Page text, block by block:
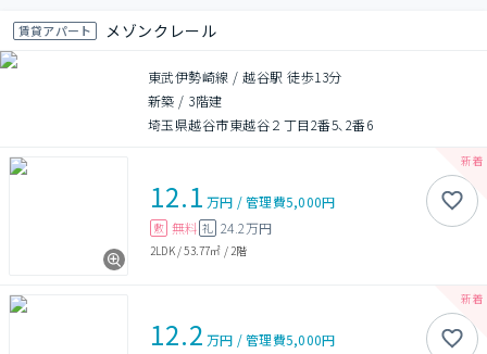
賃貸アパート メゾンクレール
東武伊勢崎線 / 越谷駅 徒歩13分
新築 / 3階建
埼玉県越谷市東越谷２丁目2番5､2番6
12.1 万円 /管理費5,000円
敷 無料 礼 24.2万円
2LDK/53.77㎡ / 2階
12.2 万円 /管理費5,000円